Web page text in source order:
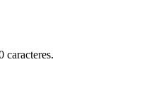
caracteres.